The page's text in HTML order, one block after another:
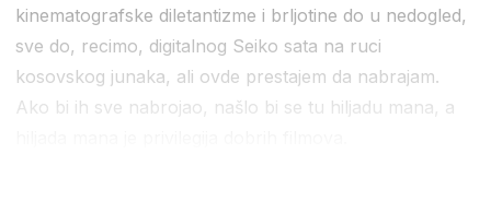
kinematografske diletantizme i brljotine do u nedogled,
sve do, recimo, digitalnog Seiko sata na ruci
kosovskog junaka, ali ovde prestajem da nabrajam.
Ako bi ih sve nabrojao, našlo bi se tu hiljadu mana, a